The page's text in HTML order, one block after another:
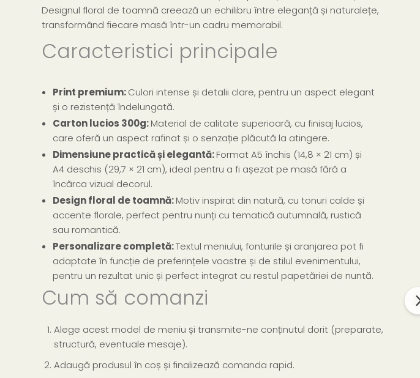
Designul floral de toamnă creează un echilibru între eleganță și naturalețe,
transformând fiecare masă într-un cadru memorabil.
Caracteristici principale
Print premium:Culori intense și detalii clare, pentru un aspect elegant
și o rezistență îndelungată.
Carton lucios 300g:Material de calitate superioară, cu finisaj lucios,
care oferă un aspect rafinat și o senzație plăcută la atingere.
Dimensiune practică și elegantă:Format A5 închis (14,8 × 21 cm) și
A4 deschis (29,7 × 21 cm), ideal pentru a fi așezat pe masă fără a
încărca vizual decorul.
Design floral de toamnă:Motiv inspirat din natură, cu tonuri calde și
accente florale, perfect pentru nunți cu tematică autumnală, rustică
sau romantică.
Personalizare completă:Textul meniului, fonturile și aranjarea pot fi
adaptate în funcție de preferințele voastre și de stilul evenimentului,
pentru un rezultat unic și perfect integrat cu restul papetăriei de nuntă.
Cum să comanzi
Alege acest model de meniu și transmite-ne conținutul dorit (preparate,
structură, eventuale mesaje).
Adaugă produsul în coș și finalizează comanda rapid.